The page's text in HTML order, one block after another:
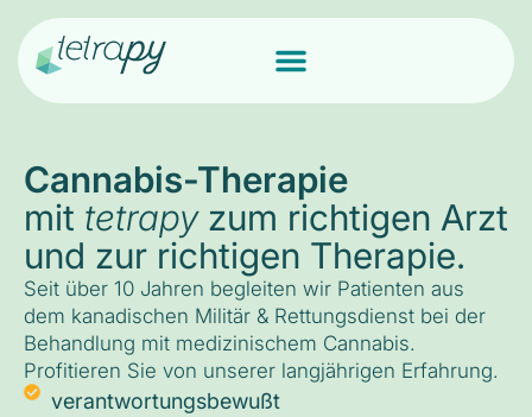
Cannabis-Therapie
mit tetrapyzum richtigen Arzt
und zur richtigen Therapie.
Seit über 10 Jahren begleiten wir Patienten aus
dem kanadischen Militär & Rettungsdienst bei der
Behandlung mit medizinischem Cannabis.
Profitieren Sie von unserer langjährigen Erfahrung.
verantwortungsbewußt